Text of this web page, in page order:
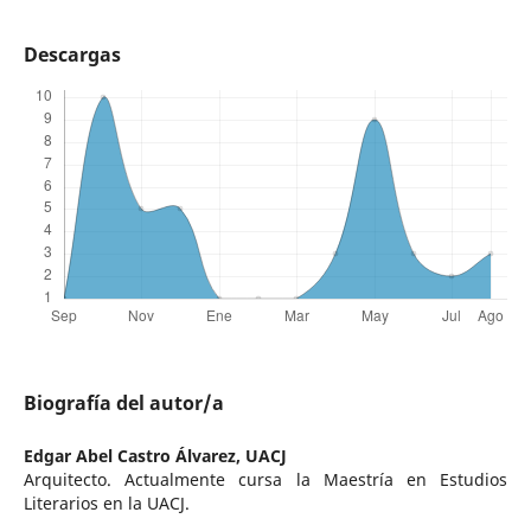
Descargas
Biografía del autor/a
Edgar Abel Castro Álvarez, UACJ
Arquitecto. Actualmente cursa la Maestría en Estudios
Literarios en la UACJ.